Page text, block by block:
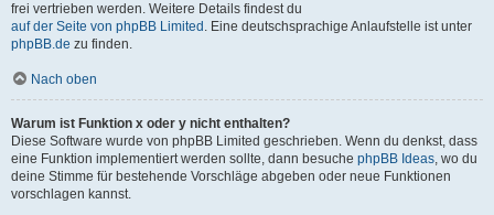
frei vertrieben werden. Weitere Details findest du
auf der Seite von phpBB Limited . Eine deutschsprachige Anlaufstelle ist unter
phpBB.de zu finden.
Nach oben
Warum ist Funktion x oder y nicht enthalten?
Diese Software wurde von phpBB Limited geschrieben. Wenn du denkst, dass
eine Funktion implementiert werden sollte, dann besuche phpBB Ideas, wo du
deine Stimme für bestehende Vorschläge abgeben oder neue Funktionen
vorschlagen kannst.